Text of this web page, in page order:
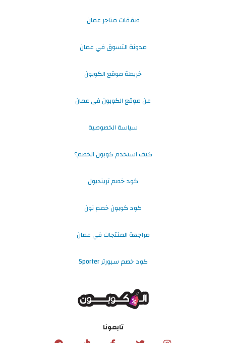
صفقات متاجر عمان
مدونة التسوق في عمان
خريطة موقع الكوبون
عن موقع الكوبون في عمان
سياسة الخصوصية
كيف استخدم كوبون الخصم؟
كود خصم ترينديول
كود كوبون خصم نون
مراجعة المنتجات في عمان
كود خصم سبورتر Sporter
تابعونا